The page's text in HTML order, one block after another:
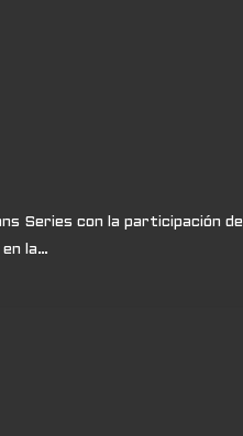
Series con la participación del
la…